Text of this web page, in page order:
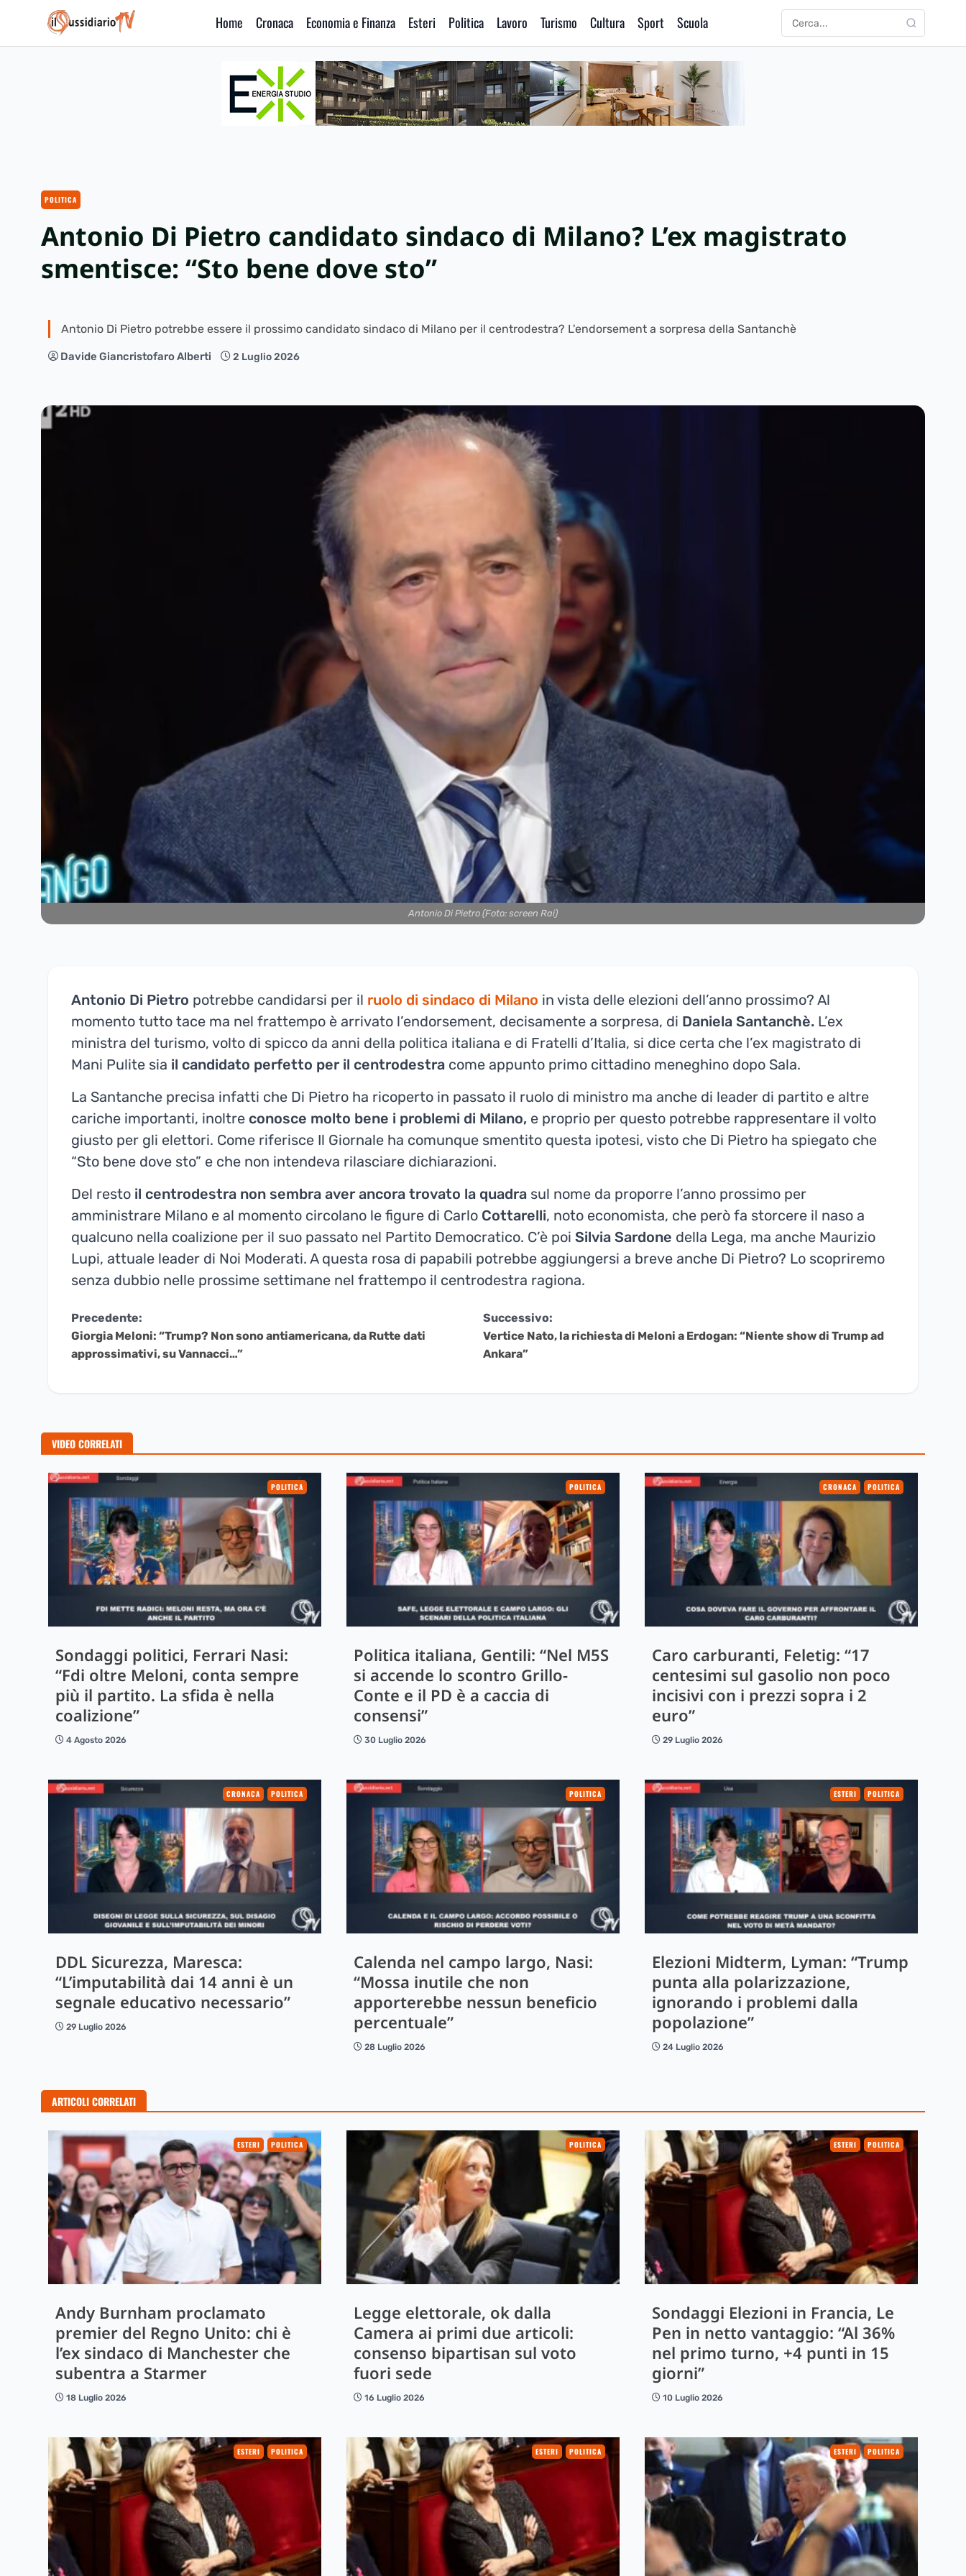
IlSussidiario TV
Home Cronaca Economia e Finanza Esteri Politica Lavoro Turismo Cultura Sport Scuola Cerca: CERCA
POLITICA
Antonio Di Pietro candidato sindaco di Milano? L’ex magistrato
smentisce: “Sto bene dove sto”
Antonio Di Pietro potrebbe essere il prossimo candidato sindaco di Milano per il centrodestra? L'endorsement a sorpresa della Santanchè
Davide Giancristofaro Alberti 2 Luglio 2026
Antonio Di Pietro (Foto: screen Rai)
Antonio Di Pietro potrebbe candidarsi per il ruolo di sindaco di Milano in vista delle elezioni dell’anno prossimo? Al
momento tutto tace ma nel frattempo è arrivato l’endorsement, decisamente a sorpresa, di Daniela Santanchè. L’ex
ministra del turismo, volto di spicco da anni della politica italiana e di Fratelli d’Italia, si dice certa che l’ex magistrato di
Mani Pulite sia il candidato perfetto per il centrodestra come appunto primo cittadino meneghino dopo Sala.
La Santanche precisa infatti che Di Pietro ha ricoperto in passato il ruolo di ministro ma anche di leader di partito e altre
cariche importanti, inoltre conosce molto bene i problemi di Milano, e proprio per questo potrebbe rappresentare il volto
giusto per gli elettori. Come riferisce Il Giornale ha comunque smentito questa ipotesi, visto che Di Pietro ha spiegato che
“Sto bene dove sto” e che non intendeva rilasciare dichiarazioni.
Del resto il centrodestra non sembra aver ancora trovato la quadra sul nome da proporre l’anno prossimo per
amministrare Milano e al momento circolano le figure di Carlo Cottarelli, noto economista, che però fa storcere il naso a
qualcuno nella coalizione per il suo passato nel Partito Democratico. C’è poi Silvia Sardone della Lega, ma anche Maurizio
Lupi, attuale leader di Noi Moderati. A questa rosa di papabili potrebbe aggiungersi a breve anche Di Pietro? Lo scopriremo
senza dubbio nelle prossime settimane nel frattempo il centrodestra ragiona.
Continua
a
Precedente:
Giorgia Meloni: “Trump? Non sono antiamericana, da Rutte dati
approssimativi, su Vannacci…”
Successivo:
Vertice Nato, la richiesta di Meloni a Erdogan: “Niente show di Trump ad
Ankara”
VIDEO CORRELATI
POLITICA
Sondaggi politici, Ferrari Nasi:
“Fdi oltre Meloni, conta sempre
più il partito. La sfida è nella
coalizione”
4 Agosto 2026
POLITICA
Politica italiana, Gentili: “Nel M5S
si accende lo scontro Grillo-
Conte e il PD è a caccia di
consensi”
30 Luglio 2026
CRONACA POLITICA
Caro carburanti, Feletig: “17
centesimi sul gasolio non poco
incisivi con i prezzi sopra i 2
euro”
29 Luglio 2026
CRONACA POLITICA
DDL Sicurezza, Maresca:
“L’imputabilità dai 14 anni è un
segnale educativo necessario”
29 Luglio 2026
POLITICA
Calenda nel campo largo, Nasi:
“Mossa inutile che non
apporterebbe nessun beneficio
percentuale”
28 Luglio 2026
ESTERI POLITICA
Elezioni Midterm, Lyman: “Trump
punta alla polarizzazione,
ignorando i problemi dalla
popolazione”
24 Luglio 2026
ARTICOLI CORRELATI
ESTERI POLITICA
Andy Burnham proclamato
premier del Regno Unito: chi è
l’ex sindaco di Manchester che
subentra a Starmer
18 Luglio 2026
POLITICA
Legge elettorale, ok dalla
Camera ai primi due articoli:
consenso bipartisan sul voto
fuori sede
16 Luglio 2026
ESTERI POLITICA
Sondaggi Elezioni in Francia, Le
Pen in netto vantaggio: “Al 36%
nel primo turno, +4 punti in 15
giorni”
10 Luglio 2026
ESTERI POLITICA ESTERI POLITICA ESTERI POLITICA